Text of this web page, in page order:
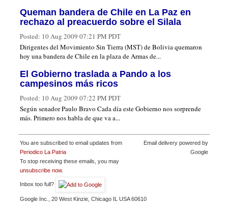
Queman bandera de Chile en La Paz en
rechazo al preacuerdo sobre el Silala
Posted: 10 Aug 2009 07:21 PM PDT
Dirigentes del Movimiento Sin Tierra (MST) de Bolivia quemaron
hoy una bandera de Chile en la plaza de Armas de...
El Gobierno traslada a Pando a los
campesinos más ricos
Posted: 10 Aug 2009 07:22 PM PDT
Según senador Paulo Bravo Cada día este Gobierno nos sorprende
más. Primero nos habla de que va a...
You are subscribed to email updates from
Periodico La Patria
To stop receiving these emails, you may
unsubscribe now.
Email delivery powered by
Google
Inbox too full?
Google Inc., 20 West Kinzie, Chicago IL USA 60610